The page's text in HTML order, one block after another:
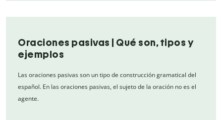
Oraciones pasivas | Qué son, tipos y
ejemplos
Las oraciones pasivas son un tipo de construcción gramatical del
español. En las oraciones pasivas, el sujeto de la oración no es el
agente.